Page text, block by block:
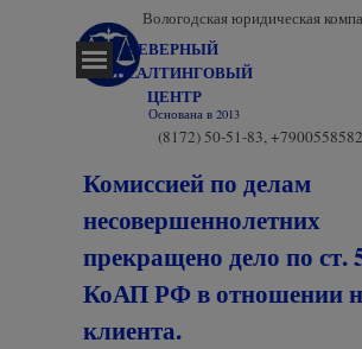
Перейти к контенту
СЕВЕРНЫЙ
КОНСАЛТИНГОВЫЙ
ЦЕНТР
Вологодская юридическая
(8172) 50-51-83,
Основана в 2013
Пропустить меню
Комиссией по делам
несовершеннолетних
прекращено дело по ст.
КоАП РФ в отношении
клиента.